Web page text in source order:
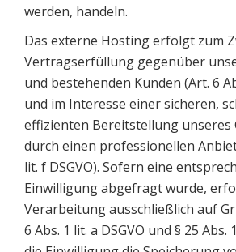
werden, handeln.
Das externe Hosting erfolgt zum
Vertragserfüllung gegenüber
und bestehenden Kunden (Art. 6
und im Interesse einer sicheren,
effizienten Bereitstellung unseres
durch einen professionellen
lit. f DSGVO). Sofern eine
Einwilligung abgefragt wurde,
Verarbeitung ausschließlich auf
6 Abs. 1 lit. a DSGVO und § 25 Abs.